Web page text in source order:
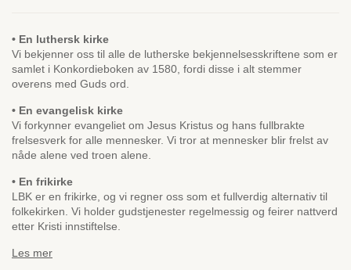
• En luthersk kirke
Vi bekjenner oss til alle de lutherske bekjennelsesskriftene som er
samlet i Konkordieboken av 1580, fordi disse i alt stemmer
overens med Guds ord.
• En evangelisk kirke
Vi forkynner evangeliet om Jesus Kristus og hans fullbrakte
frelsesverk for alle mennesker. Vi tror at mennesker blir frelst av
nåde alene ved troen alene.
• En frikirke
LBK er en frikirke, og vi regner oss som et fullverdig alternativ til
folkekirken. Vi holder gudstjenester regelmessig og feirer nattverd
etter Kristi innstiftelse.
Les mer